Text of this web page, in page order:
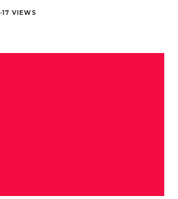
·17 VIEWS